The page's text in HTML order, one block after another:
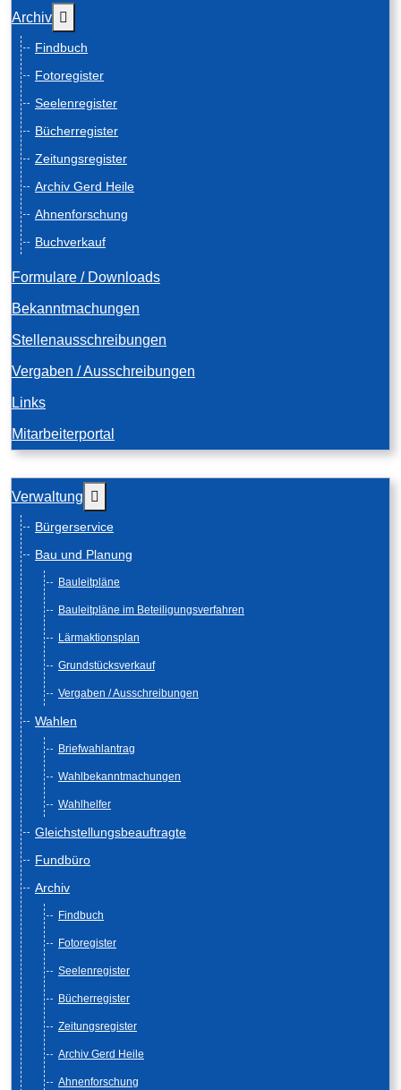
Archiv
Findbuch
Fotoregister
Seelenregister
Bücherregister
Zeitungsregister
Archiv Gerd Heile
Ahnenforschung
Buchverkauf
Formulare / Downloads
Bekanntmachungen
Stellenausschreibungen
Vergaben / Ausschreibungen
Links
Mitarbeiterportal
Verwaltung
Bürgerservice
Bau und Planung
Bauleitpläne
Bauleitpläne im Beteiligungsverfahren
Lärmaktionsplan
Grundstücksverkauf
Vergaben / Ausschreibungen
Wahlen
Briefwahlantrag
Wahlbekanntmachungen
Wahlhelfer
Gleichstellungsbeauftragte
Fundbüro
Archiv
Findbuch
Fotoregister
Seelenregister
Bücherregister
Zeitungsregister
Archiv Gerd Heile
Ahnenforschung